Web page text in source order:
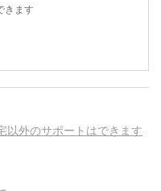
きます
以外のサポートはできます